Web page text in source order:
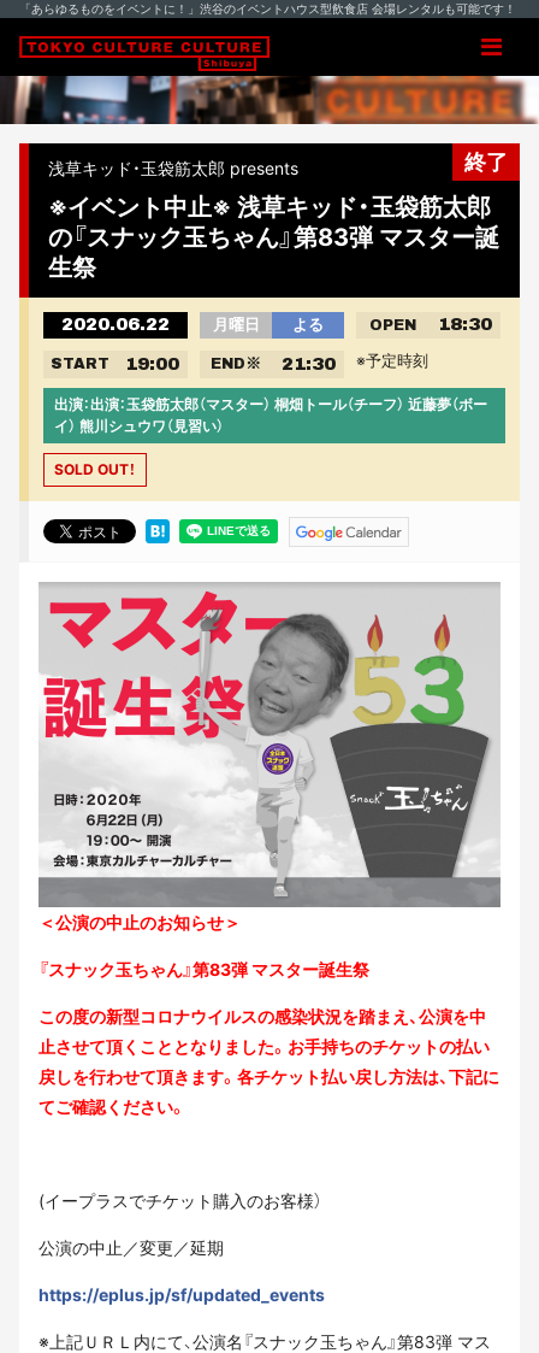
「あらゆるものをイベントに！」渋谷のイベントハウス型飲食店 会場レンタルも可能です！
終了
浅草キッド・玉袋筋太郎 presents
※イベント中止※ 浅草キッド・玉袋筋太郎
の『スナック玉ちゃん』第83弾 マスター誕
生祭
2020.06.22 月曜日 よる OPEN 18:30
START 19:00 END ※ 21:30 ※予定時刻
出演：出演：玉袋筋太郎（マスター） 桐畑トール（チーフ） 近藤夢（ボー
イ） 熊川シュウワ（見習い）
SOLD OUT！
＜公演の中止のお知らせ＞
『スナック玉ちゃん』第83弾 マスター誕生祭
この度の新型コロナウイルスの感染状況を踏まえ、公演を中
止させて頂くこととなりました。お手持ちのチケットの払い
戻しを行わせて頂きます。各チケット払い戻し方法は、下記に
てご確認ください。
(イープラスでチケット購入のお客様）
公演の中止／変更／延期
https://eplus.jp/sf/updated_events
※上記ＵＲＬ内にて、公演名『スナック玉ちゃん』第83弾 マス